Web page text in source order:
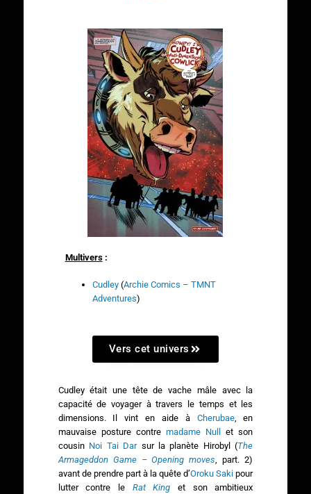
Multivers:
Cudley(Archie Comics – TMNT
Adventures)
Vers cet univers
Cudley était une tête de vache mâle avec la
capacité de voyager à travers le temps et les
dimensions. Il vint en aide à Cherubae, en
mauvaise posture contre madame Null
et son
cousin Noi Tai Darsur la planète Hirobyl (The
Armageddon Game – Opening moves, part. 2)
avant de prendre part à la quête d’Oroku Saki pour
lutter contre le Rat King et son ambitieux